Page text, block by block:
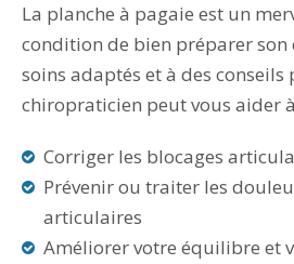
La planche à pagaie est un
condition de bien préparer son
soins adaptés et à des conseils
chiropraticien peut vous aider
Corriger les blocages
Prévenir ou traiter les
articulaires
Améliorer votre équilibre et